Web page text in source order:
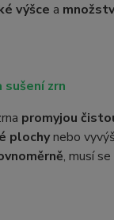
výšce a
sušení zrn
promyjou
plochynebo
, musí se